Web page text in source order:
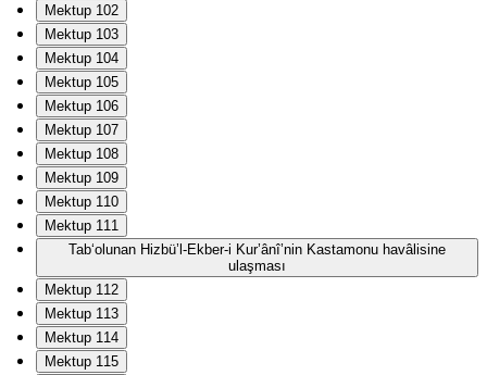
Mektup 102
Mektup 103
Mektup 104
Mektup 105
Mektup 106
Mektup 107
Mektup 108
Mektup 109
Mektup 110
Mektup 111
Tab‘olunan Hizbü’l-Ekber-i Kur’ânî’nin Kastamonu havâlisine
ulaşması
Mektup 112
Mektup 113
Mektup 114
Mektup 115